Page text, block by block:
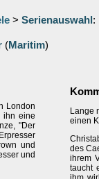
> Serienauswahl :
(Maritim)
London
ihn eine
"Der
und
und
Lange
einen
des
ihrem
taucht